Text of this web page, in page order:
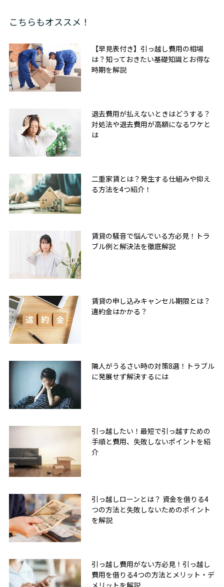
こちらもオススメ！
【早見表付き】引っ越し費用の相場
は？知っておきたい基礎知識とお得な
時期を解説
退去費用が払えないときはどうする？
対処法や退去費用が高額になるワケと
は
二重家賃とは？発生する仕組みや抑え
る方法を4つ紹介！
賃貸の騒音で悩んでいる方必見！トラ
ブル例と解決法を徹底解説
賃貸の申し込みキャンセル期限とは？
違約金はかかる？
隣人がうるさい時の対策8選！トラブル
に発展せず解決するには
引っ越したい！最短で引っ越すための
手順と費用、失敗しないポイントを紹
介
引っ越しローンとは？ 資金を借りる4
つの方法と失敗しないためのポイント
を解説
引っ越し費用がない方必見！引っ越し
費用を借りる4つの方法とメリット・デ
メリットを解説